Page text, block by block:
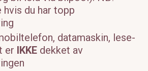
hvis du har topp
datamaskin, lese-
er IKKE dekket av